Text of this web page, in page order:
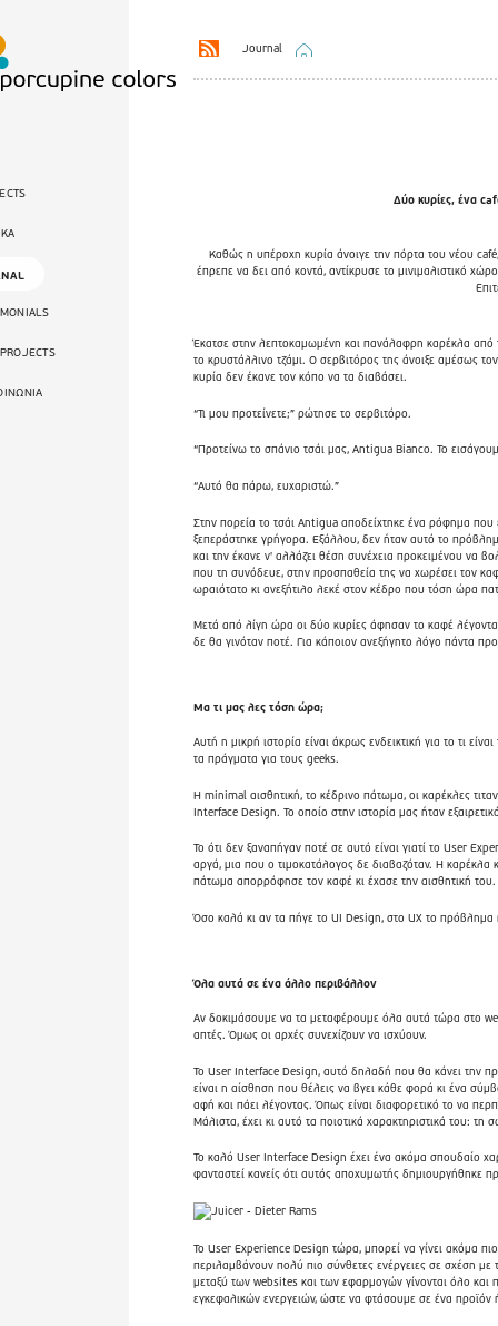
Journal
Δύο κυρίες, ένα
Καθώς η υπέροχη κυρία άνοιγε την πόρτα του νέου
έπρεπε να δει από κοντά, αντίκρυσε το μινιμαλιστικό
Έκατσε στην λεπτοκαμωμένη και πανάλαφρη καρέκλα από
το κρυστάλλινο τζάμι. Ο σερβιτόρος της άνοιξε αμέσως
κυρία δεν έκανε τον κόπο να τα διαβάσει.
“Τι μου προτείνετε;” ρώτησε το σερβιτόρο.
“Προτείνω το σπάνιο τσάι μας, Antigua Bianco. Το
“Αυτό θα πάρω, ευχαριστώ.”
Στην πορεία το τσάι Antigua αποδείχτηκε ένα ρόφημα
ξεπεράστηκε γρήγορα. Εξάλλου, δεν ήταν αυτό το
και την έκανε ν' αλλάζει θέση συνέχεια προκειμένου να
που τη συνόδευε, στην προσπαθεία της να χωρέσει τον
ωραιότατο κι ανεξήτιλο λεκέ στον κέδρο που τόση ώρα
Μετά από λίγη ώρα οι δύο κυρίες άφησαν το καφέ
δε θα γινόταν ποτέ. Για κάποιον ανεξήγητο λόγο πάντα
Μα τι μας λες τόση ώρα;
Αυτή η μικρή ιστορία είναι άκρως ενδεικτική για το τι
τα πράγματα για τους geeks.
Η minimal αισθητική, το κέδρινο πάτωμα, οι καρέκλες
Interface Design. Το οποίο στην ιστορία μας ήταν
Το ότι δεν ξαναπήγαν ποτέ σε αυτό είναι γιατί το User
αργά, μια που ο τιμοκατάλογος δε διαβαζόταν. Η καρέκλα
πάτωμα απορρόφησε τον καφέ κι έχασε την αισθητική του.
Όσο καλά κι αν τα πήγε το UI Design, στο UX το πρόβλημα
Όλα αυτά σε ένα άλλο περιβάλλον
Αν δοκιμάσουμε να τα μεταφέρουμε όλα αυτά τώρα στο
απτές. Όμως οι αρχές συνεχίζουν να ισχύουν.
Το User Interface Design, αυτό δηλαδή που θα κάνει την
είναι η αίσθηση που θέλεις να βγει κάθε φορά κι ένα
αφή και πάει λέγοντας. Όπως είναι διαφορετικό το να
Μάλιστα, έχει κι αυτό τα ποιοτικά χαρακτηριστικά του:
Το καλό User Interface Design έχει ένα ακόμα σπουδαίο
φανταστεί κανείς ότι αυτός αποχυμωτής δημιουργήθηκε
Το User Experience Design τώρα, μπορεί να γίνει ακόμα
περιλαμβάνουν πολύ πιο σύνθετες ενέργειες σε σχέση
μεταξύ των websites και των εφαρμογών γίνονται όλο
εγκεφαλικών ενεργειών, ώστε να φτάσουμε σε ένα προϊόν